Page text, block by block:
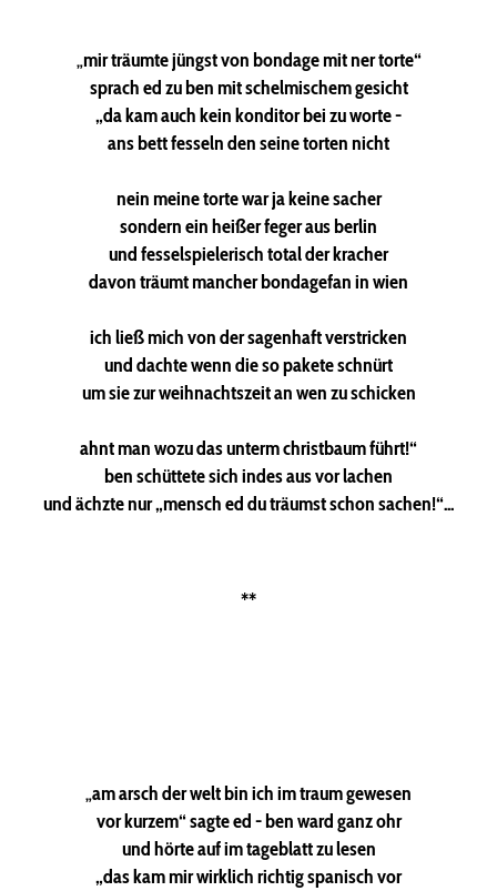
„mir träumte jüngst von bondage mit ner torte“
sprach ed zu ben mit schelmischem gesicht
„da kam auch kein konditor bei zu worte -
ans bett fesseln den seine torten nicht
nein meine torte war ja keine sacher
sondern ein heißer feger aus berlin
und fesselspielerisch total der kracher
davon träumt mancher bondagefan in wien
ich ließ mich von der sagenhaft verstricken
und dachte wenn die so pakete schnürt
um sie zur weihnachtszeit an wen zu schicken
ahnt man wozu das unterm christbaum führt!“
ben schüttete sich indes aus vor lachen
und ächzte nur „mensch ed du träumst schon sachen!“...
**
„am arsch der welt bin ich im traum gewesen
vor kurzem“ sagte ed - ben ward ganz ohr
und hörte auf im tageblatt zu lesen
„das kam mir wirklich richtig spanisch vor